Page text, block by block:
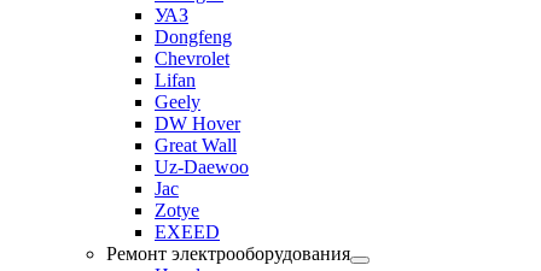
УАЗ
Dongfeng
Chevrolet
Lifan
Geely
DW Hover
Great Wall
Uz-Daewoo
Jac
Zotye
EXEED
Ремонт электрооборудования